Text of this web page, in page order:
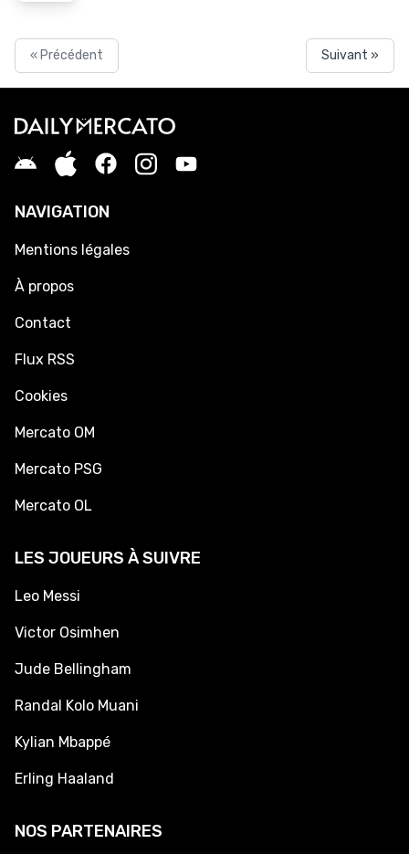
« Précédent Suivant »
NAVIGATION
Mentions légales
À propos
Contact
Flux RSS
Cookies
Mercato OM
Mercato PSG
Mercato OL
LES JOUEURS À SUIVRE
Leo Messi
Victor Osimhen
Jude Bellingham
Randal Kolo Muani
Kylian Mbappé
Erling Haaland
NOS PARTENAIRES